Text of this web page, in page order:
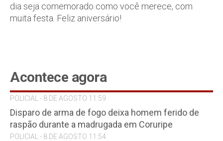
dia seja comemorado como você merece, com
muita festa. Feliz aniversário!
Acontece agora
POLICIAL - 8 DE AGOSTO 11:59
Disparo de arma de fogo deixa homem ferido de
raspão durante a madrugada em Coruripe
POLICIAL - 8 DE AGOSTO 11:54